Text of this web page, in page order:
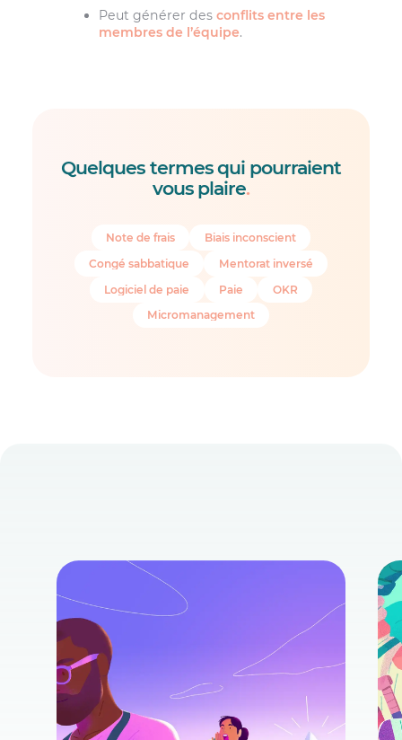
Peut générer des conflits entre les
membres de l’équipe.
Quelques termes qui pourraient
vous plaire.
Note de frais
Biais inconscient
Congé sabbatique
Mentorat inversé
Logiciel de paie
Paie
OKR
Micromanagement